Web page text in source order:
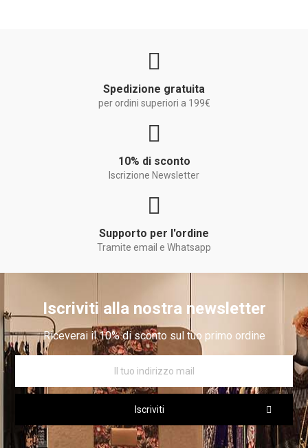
Spedizione gratuita
per ordini superiori a 199€
10% di sconto
Iscrizione Newsletter
Supporto per l'ordine
Tramite email e Whatsapp
Iscriviti alla nostra newsletter
Riceverai il 10% di sconto sul tuo primo ordine
Iscriviti